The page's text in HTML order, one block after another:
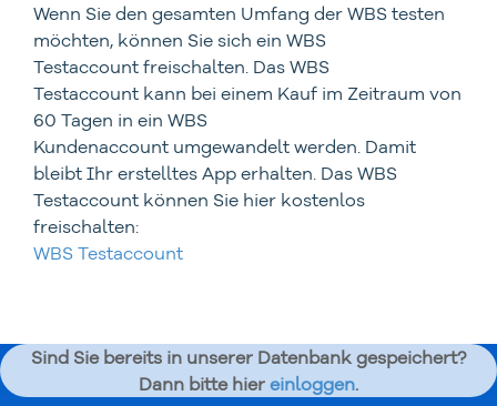
Wenn Sie den gesamten Umfang der WBS testen
möchten, können Sie sich ein WBS
Testaccount freischalten. Das WBS
Testaccount kann bei einem Kauf im Zeitraum von
60 Tagen in ein WBS
Kundenaccount umgewandelt werden. Damit
bleibt Ihr erstelltes App erhalten. Das WBS
Testaccount können Sie hier kostenlos
freischalten:
WBS Testaccount
Sind Sie bereits in unserer Datenbank gespeichert?
Dann bitte hier einloggen.